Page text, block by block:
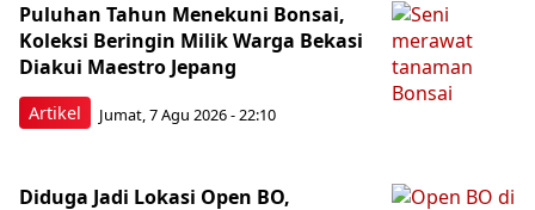
Artikel
Puluhan Tahun Menekuni Bonsai,
Koleksi Beringin Milik Warga Bekasi
Diakui Maestro Jepang
Jumat, 7 Agu 2026 - 22:10
Diduga Jadi Lokasi Open BO,